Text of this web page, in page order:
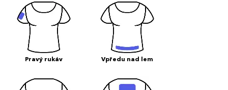
Pravý rukáv Vpředu nad lem